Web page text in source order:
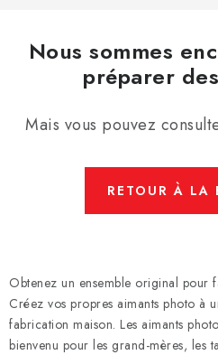
Nous sommes
préparer
Mais vous pouvez
RETOUR À LA
Obtenez un ensemble original pour
Créez vos propres aimants photo à
fabrication maison. Les aimants
bienvenu pour les grand-mères, les